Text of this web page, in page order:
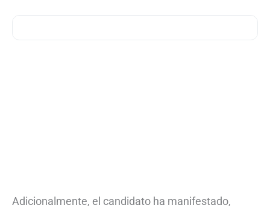
Adicionalmente, el candidato ha manifestado,